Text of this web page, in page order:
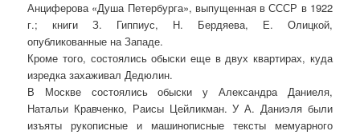
Анциферова «Душа Петербурга», выпущенная в СССР в 1922
г.; книги З. Гиппиус, Н. Бердяева, Е. Олицкой,
опубликованные на Западе.
Кроме того, состоялись обыски еще в двух квартирах, куда
изредка захаживал Дедюлин.
В Москве состоялись обыски у Александра Даниеля,
Натальи Кравченко, Раисы Цейликман. У А. Даниэля были
изъяты рукописные и машинописные тексты мемуарного